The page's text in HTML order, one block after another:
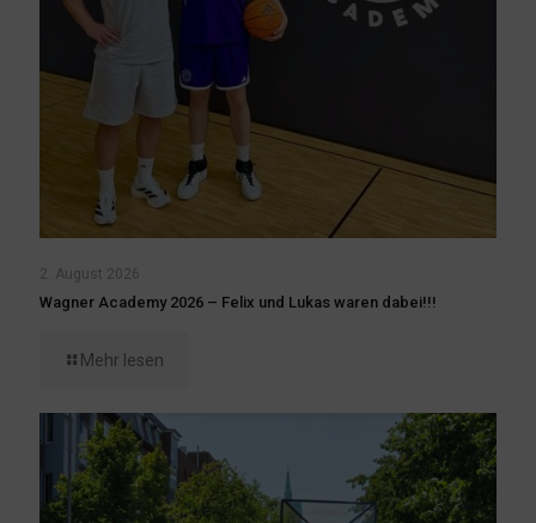
2. August 2026
Wagner Academy 2026 – Felix und Lukas waren dabei!!!
Mehr lesen